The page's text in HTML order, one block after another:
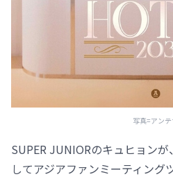
写真=アン
SUPER JUNIORのキュヒョン
してアジアファンミーティング